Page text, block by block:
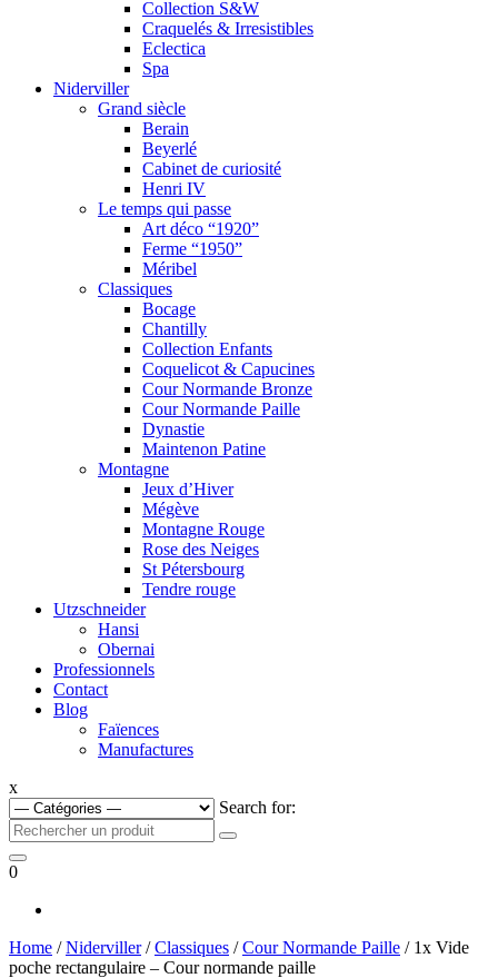
Collection S&W
Craquelés & Irresistibles
Eclectica
Spa
Niderviller
Grand siècle
Berain
Beyerlé
Cabinet de curiosité
Henri IV
Le temps qui passe
Art déco “1920”
Ferme “1950”
Méribel
Classiques
Bocage
Chantilly
Collection Enfants
Coquelicot & Capucines
Cour Normande Bronze
Cour Normande Paille
Dynastie
Maintenon Patine
Montagne
Jeux d’Hiver
Mégève
Montagne Rouge
Rose des Neiges
St Pétersbourg
Tendre rouge
Utzschneider
Hansi
Obernai
Professionnels
Contact
Blog
Faïences
Manufactures
x
Search for:
0
Home /Niderviller/Classiques /Cour Normande Paille / 1x Vide
poche rectangulaire – Cour normande paille